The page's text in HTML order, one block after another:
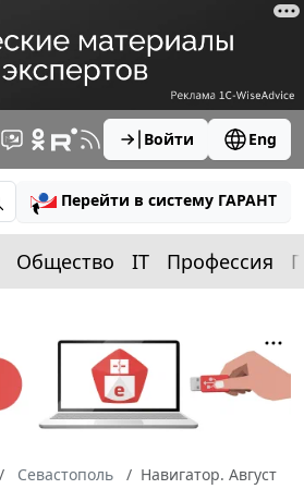
Войти Eng
Перейти в систему ГАРАНТ
Общество IT Профессия
Севастополь
Навигатор. Август